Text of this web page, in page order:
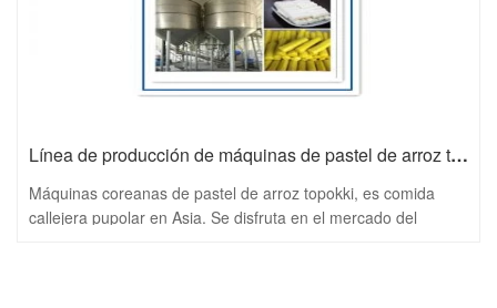
Línea de producción de máquinas de pastel de arroz tteokokki de comida callejera coreana
Máquinas coreanas de pastel de arroz topokki, es comida
callejera pupolar en Asia. Se disfruta en el mercado del